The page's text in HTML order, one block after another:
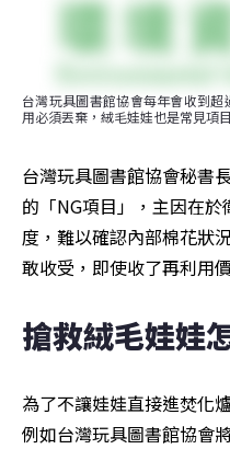
台灣玩具圖書館協會每年會收到
用必須丟棄，絨毛娃娃也是常見項
台灣玩具圖書館協會秘書
的「NG項目」，主因在
度，難以確認內部棉花狀
敢收受，即使收了再利用
搶救絨毛娃娃
為了不讓娃娃直接進焚化
例如台灣玩具圖書館協會